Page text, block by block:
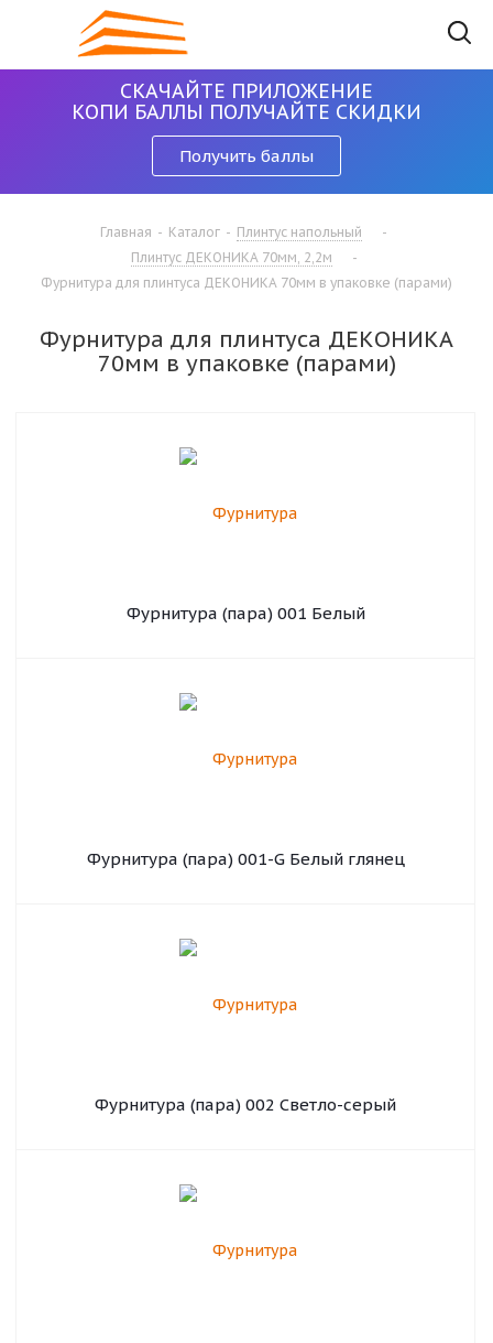
СКАЧАЙТЕ ПРИЛОЖЕНИЕ
КОПИ БАЛЛЫ ПОЛУЧАЙТЕ СКИДКИ
Получить баллы
Главная - Каталог - Плинтус напольный
-
Плинтус ДЕКОНИКА 70мм, 2,2м
-
Фурнитура для плинтуса ДЕКОНИКА 70мм в упаковке (парами)
Фурнитура для плинтуса ДЕКОНИКА
70мм в упаковке (парами)
Фурнитура (пара) 001 Белый
Фурнитура (пара) 001-G Белый глянец
Фурнитура (пара) 002 Светло-серый